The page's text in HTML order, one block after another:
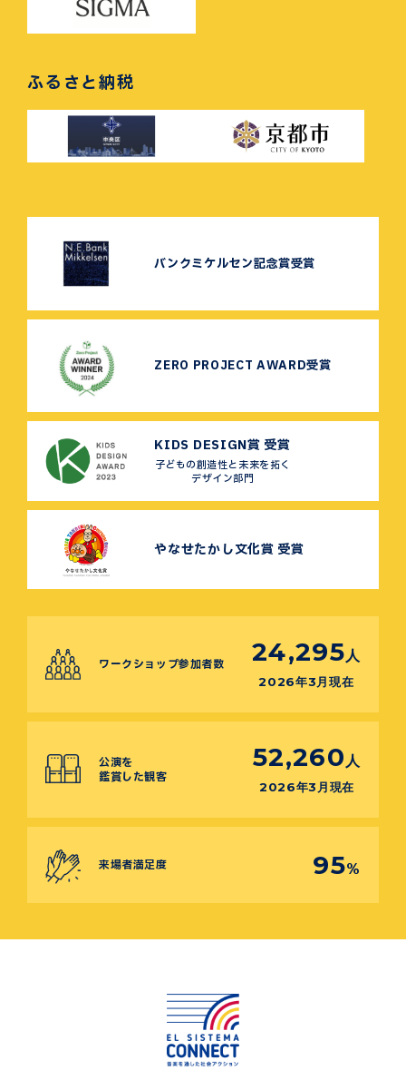
ふるさと納税
バンクミケルセン記念賞受賞
ZERO PROJECT AWARD受賞
KIDS DESIGN賞 受賞
子どもの創造性と未来を拓く
デザイン部門
やなせたかし文化賞 受賞
ワークショップ参加者数 24,295 人
2026年3月現在
公演を
鑑賞した観客
52,260 人
2026年3月現在
来場者満足度 95%